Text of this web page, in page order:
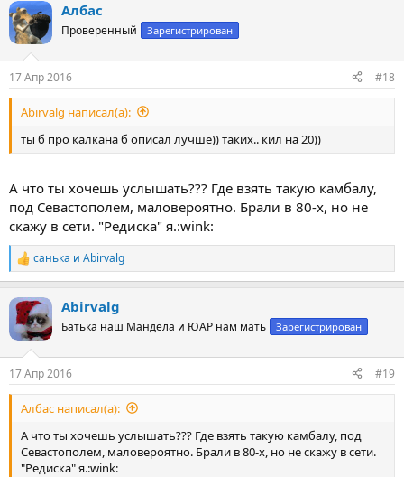
Албас
Проверенный Зарегистрирован
17 Апр 2016 #18
Abirvalg написал(а):
ты б про калкана б описал лучше)) таких.. кил на 20))
А что ты хочешь услышать??? Где взять такую камбалу,
под Севастополем, маловероятно. Брали в 80-х, но не
скажу в сети. "Редиска" я.:wink:
Р
е
к
ц
и
санька и Abirvalg
Abirvalg
Батька наш Мандела и ЮАР нам мать Зарегистрирован
17 Апр 2016 #19
Албас написал(а):
А что ты хочешь услышать??? Где взять такую камбалу, под
Севастополем, маловероятно. Брали в 80-х, но не скажу в сети.
"Редиска" я.:wink: